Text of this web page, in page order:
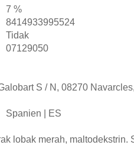
7 %
8414933995524
Tidak
07129050
S / N, 08270
Spanien | ES
lobak merah, maltodekstrin.